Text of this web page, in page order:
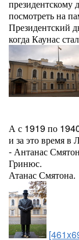
президентскому
посмотреть на
Президентский
когда Каунас
А с 1919 по
и за это время в
- Антанас
Гринюс.
Атанас Смятона.